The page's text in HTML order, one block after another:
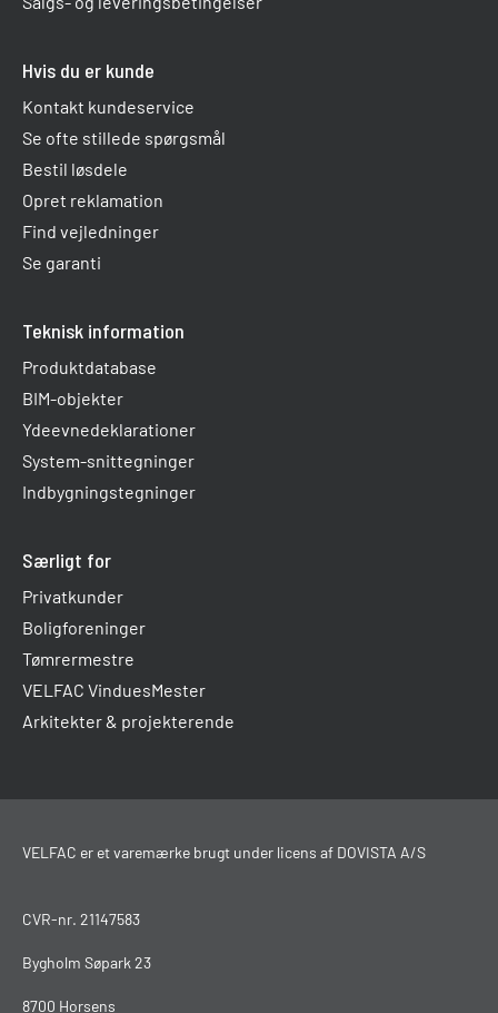
Hvis du er kunde
Kontakt kundeservice
Se ofte stillede spørgsmål
Bestil løsdele
Opret reklamation
Find vejledninger
Se garanti
Teknisk information
Produktdatabase
BIM-objekter
Ydeevnedeklarationer
System-snittegninger
Indbygningstegninger
Særligt for
Privatkunder
Boligforeninger
Tømrermestre
VELFAC VinduesMester
Arkitekter & projekterende
VELFAC er et varemærke brugt under licens af DOVISTA A/S
CVR-nr. 21147583
Bygholm Søpark 23
8700 Horsens